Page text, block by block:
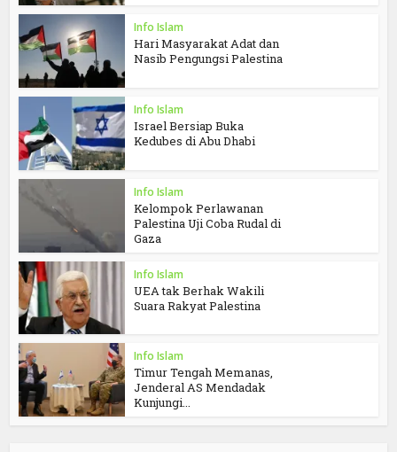
Info Islam
Hari Masyarakat Adat dan
Nasib Pengungsi Palestina
Info Islam
Israel Bersiap Buka
Kedubes di Abu Dhabi
Info Islam
Kelompok Perlawanan
Palestina Uji Coba Rudal di
Gaza
Info Islam
UEA tak Berhak Wakili
Suara Rakyat Palestina
Info Islam
Timur Tengah Memanas,
Jenderal AS Mendadak
Kunjungi...